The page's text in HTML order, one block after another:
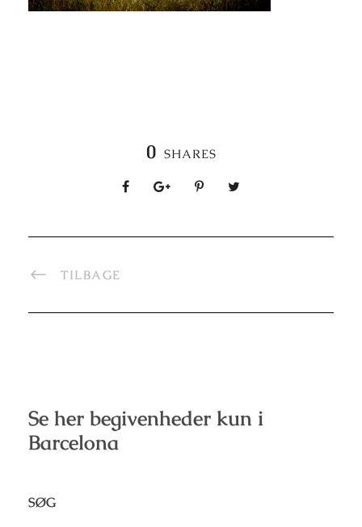
0 SHARES
TILBAGE
Se her begivenheder kun i
Barcelona
SØG